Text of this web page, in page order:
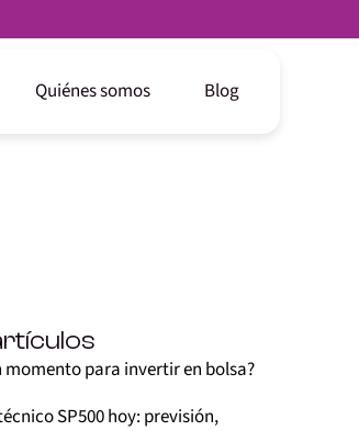
Quiénes somos Blog
momento para invertir en bolsa?
SP500 hoy: previsión,